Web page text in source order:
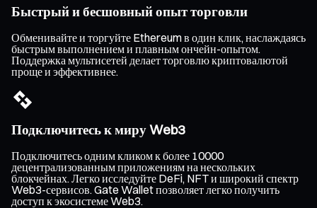
Быстрый и бесшовный опыт торговли
Обменивайте и торгуйте Ethereum в один клик, наслаждаясь
быстрым выполнением и плавным ончейн-опытом.
Поддержка мультисетей делает торговлю криптовалютой
проще и эффективнее.
Подключитесь к миру Web3
Подключитесь одним кликом к более 10000
децентрализованным приложениям на нескольких
блокчейнах. Легко исследуйте DeFi, NFT и широкий спектр
Web3-сервисов. Gate Wallet позволяет легко получить
доступ к экосистеме Web3.